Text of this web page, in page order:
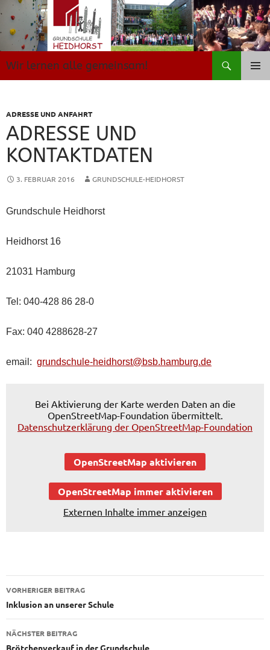
Zum
Inhalt
springen
Wir lernen alle gemeinsam!
Suchen
ADRESSE UND ANFAHRT
ADRESSE UND
KONTAKTDATEN
3. FEBRUAR 2016 GRUNDSCHULE-HEIDHORST
Grundschule Heidhorst
Heidhorst 16
21031 Hamburg
Tel: 040-428 86 28-0
Fax: 040 4288628-27
email: grundschule-heidhorst@bsb.hamburg.de
Bei Aktivierung der Karte werden Daten an die
OpenStreetMap-Foundation übermittelt.
Datenschutzerklärung der OpenStreetMap-Foundation
OpenStreetMap aktivieren
OpenStreetMap immer aktivieren
Externen Inhalte immer anzeigen
Beitragsnavigation
VORHERIGER BEITRAG
Inklusion an unserer Schule
NÄCHSTER BEITRAG
Brötchenverkauf in der Grundschule